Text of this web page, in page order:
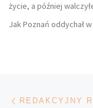
życie, a później
Jak Poznań oddychał w
REDAKCYJNY